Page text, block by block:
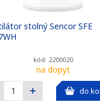
stolný Sencor SFE
kód: 2200020
na dopyt
do